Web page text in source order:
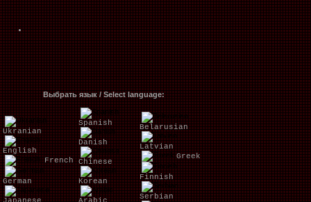
Выбрать язык / Select language:
Ukranian
English
French
German
Spanish
Danish
Chinese
Korean
Belarusian
Latvian
Greek
Finnish
Serbian